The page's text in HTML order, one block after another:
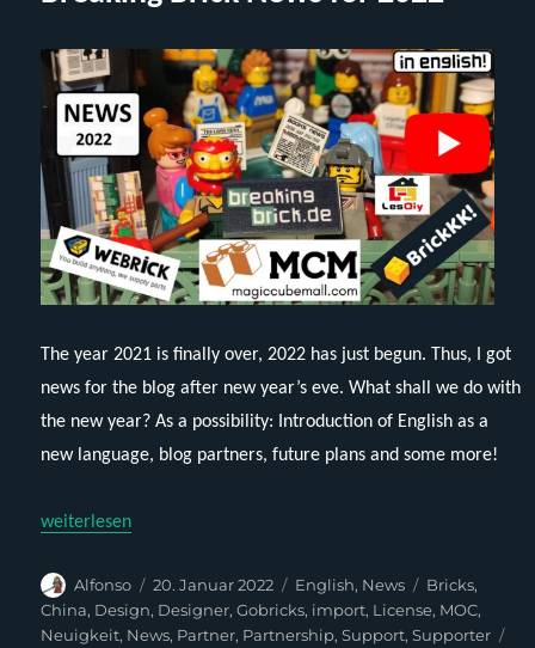
The year 2021 is finally over, 2022 has just begun. Thus, I got
news for the blog after new year’s eve. What shall we do with
the new year? As a possibility: Introduction of English as a
new language, blog partners, future plans and some more!
„Breaking Brick News for 2022“
weiterlesen
Autor
Alfonso
Veröffentlicht
am
20. Januar 2022 Kategorien
English, News Schlagwörter
Bricks,
China, Design, Designer,Gobricks, import, License, MOC,
Neuigkeit, News, Partner, Partnership,Support,Supporter